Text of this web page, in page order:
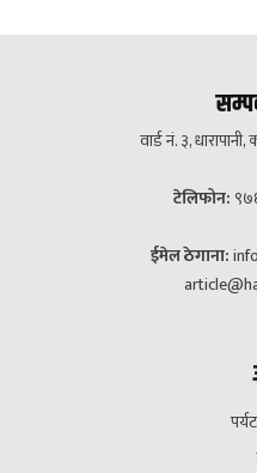
वार्ड नं. ३,
टेलिफोन:
ईमेल ठेगाना: